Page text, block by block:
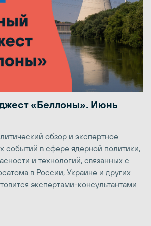
«Беллоны». Июнь
обзор и экспертное
событий в сфере ядерной политики,
и технологий, связанных с
в России, Украине и других
экспертами-консультантами